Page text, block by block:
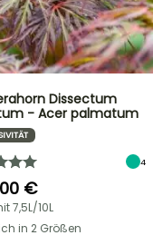
Dissectum
- Acer palmatum
4
€
7,5L/10L
in 2 Größen